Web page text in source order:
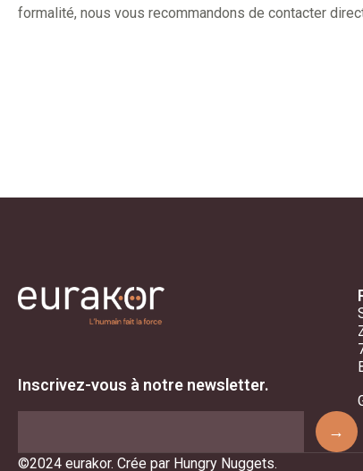
formalité, nous vous recommandons de contacter
Inscrivez-vous à notre newsletter.
→
©2024 eurakor. Crée par Hungry Nuggets.